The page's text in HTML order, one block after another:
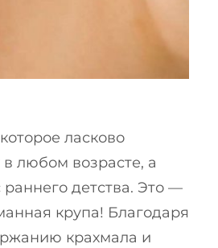
ласково
любом возрасте, а
детства. Это —
крупа! Благодаря
крахмала и